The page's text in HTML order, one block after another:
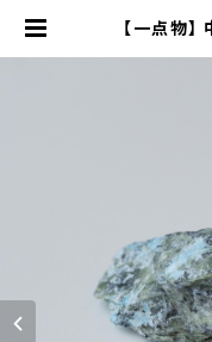
【一点物